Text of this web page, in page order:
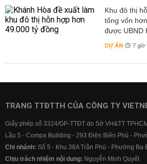
Khu đô thị
tổng vốn
được UBND
DỰ ÁN 7
TRANG TTĐTTH CỦA CÔNG TY
Giấy phép số 3324/GP-TTĐT do Sở VH&TT
Lầu 5 - Compa Building - 293 Điện Biên Phủ -
Chi nhánh: Số 5 - Khu 38A Trần Phú - Phường Ba
Chịu trách nhiệm nội dung: Nguyễn Minh Quyết